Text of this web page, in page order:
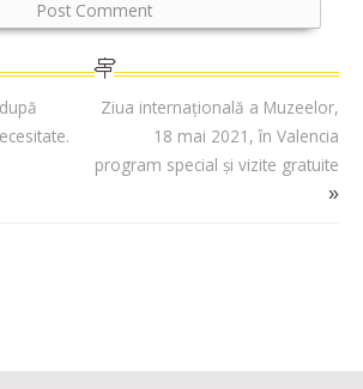
Ziua internațională a Muzeelor,
18 mai 2021, în Valencia
program special și vizite gratuite
»